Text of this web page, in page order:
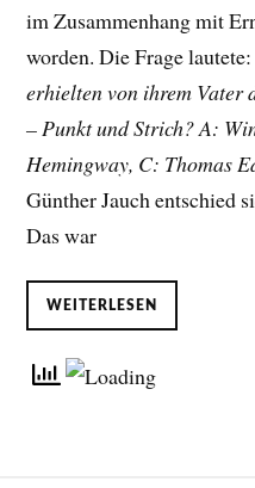
im Zusammenhang mit
worden. Die Frage lautete:
erhielten von ihrem Vater
– Punkt und Strich? A:
Hemingway, C: Thomas
Günther Jauch entschied
Das war
WEITERLESEN